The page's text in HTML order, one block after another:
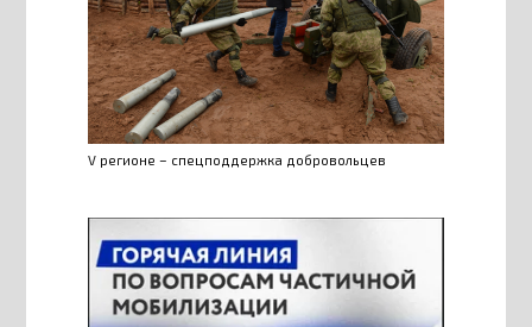
V регионе – спецподдержка добровольцев